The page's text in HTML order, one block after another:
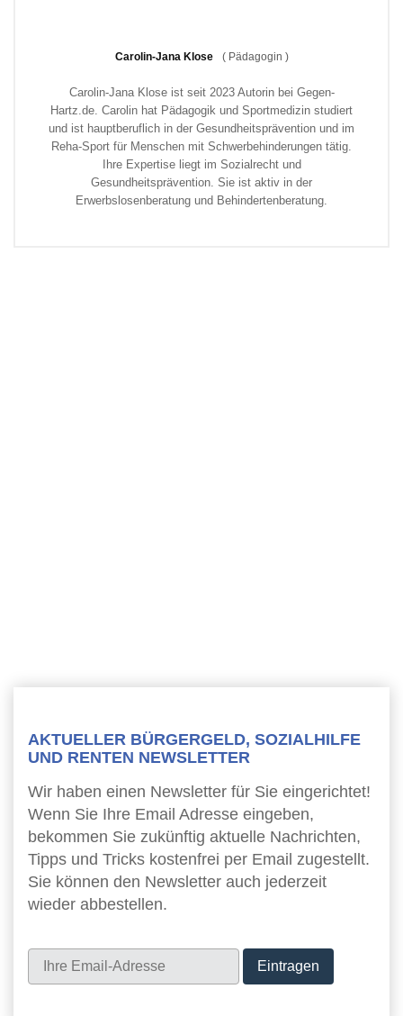
Carolin-Jana Klose (Pädagogin )
Carolin-Jana Klose ist seit 2023 Autorin bei Gegen-
Hartz.de. Carolin hat Pädagogik und Sportmedizin studiert
und ist hauptberuflich in der Gesundheitsprävention und im
Reha-Sport für Menschen mit Schwerbehinderungen tätig.
Ihre Expertise liegt im Sozialrecht und
Gesundheitsprävention. Sie ist aktiv in der
Erwerbslosenberatung und Behindertenberatung.
AKTUELLER BÜRGERGELD, SOZIALHILFE
UND RENTEN NEWSLETTER
Wir haben einen Newsletter für Sie eingerichtet!
Wenn Sie Ihre Email Adresse eingeben,
bekommen Sie zukünftig aktuelle Nachrichten,
Tipps und Tricks kostenfrei per Email zugestellt.
Sie können den Newsletter auch jederzeit
wieder abbestellen.